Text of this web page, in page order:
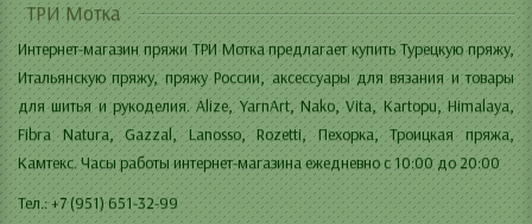
ТРИ Мотка
Интернет-магазин пряжи ТРИ Мотка предлагает купить Турецкую пряжу,
Итальянскую пряжу, пряжу России, аксессуары для вязания и товары
для шитья и рукоделия. Alize, YarnArt, Nako, Vita, Kartopu, Himalaya,
Fibra Natura, Gazzal, Lanosso, Rozetti, Пехорка, Троицкая пряжа,
Камтекс. Часы работы интернет-магазина ежедневно с 10:00 до 20:00
Тел.: +7 (951) 651-32-99